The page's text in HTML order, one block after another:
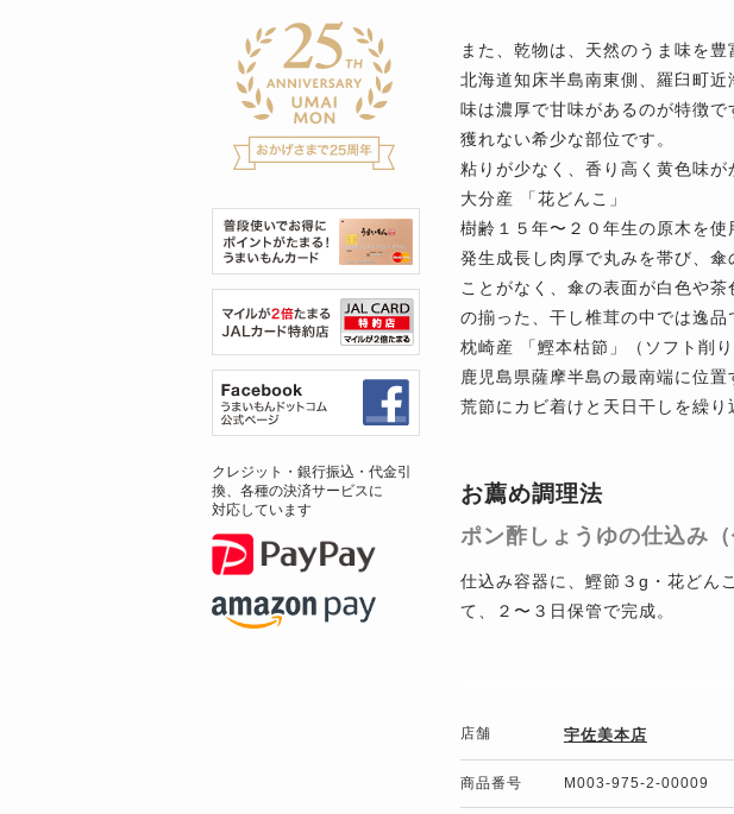
また、乾物は、天然のうま味を
北海道知床半島南東側、羅臼町
味は濃厚で甘味があるのが特徴
獲れない希少な部位です。
粘りが少なく、香り高く黄色味が
大分産 「花どんこ」
樹齢１５年〜２０年生の原木を
発生成長し肉厚で丸みを帯び、
ことがなく、傘の表面が白色や
の揃った、干し椎茸の中では逸品
枕崎産 「鰹本枯節」（ソフト削り
鹿児島県薩摩半島の最南端に位
荒節にカビ着けと天日干しを繰
お薦め調理法
ポン酢しょうゆの仕込み
仕込み容器に、鰹節３g・花どん
て、２〜３日保管で完成。
店舗 宇佐美本店
商品番号 M003-975-2-00009
クレジット・銀行振込・代金引
換、各種の決済サービスに
対応しています